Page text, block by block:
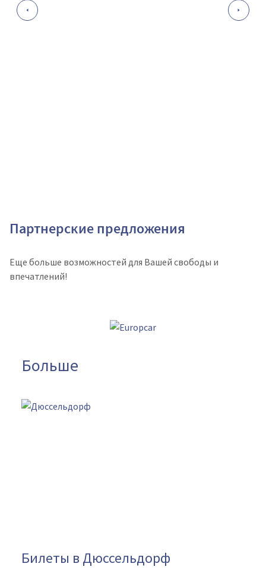
Партнерские предложения
Еще больше возможностей для Вашей свободы и
впечатлений!
Больше
Билеты в Дюссельдорф